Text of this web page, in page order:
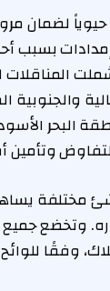
حيوياً
والجنوبية
البحر
مختلفة
وتخضع جميع
وفقًا